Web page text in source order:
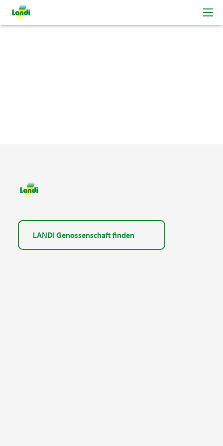
LANDI Genossenschaft finden